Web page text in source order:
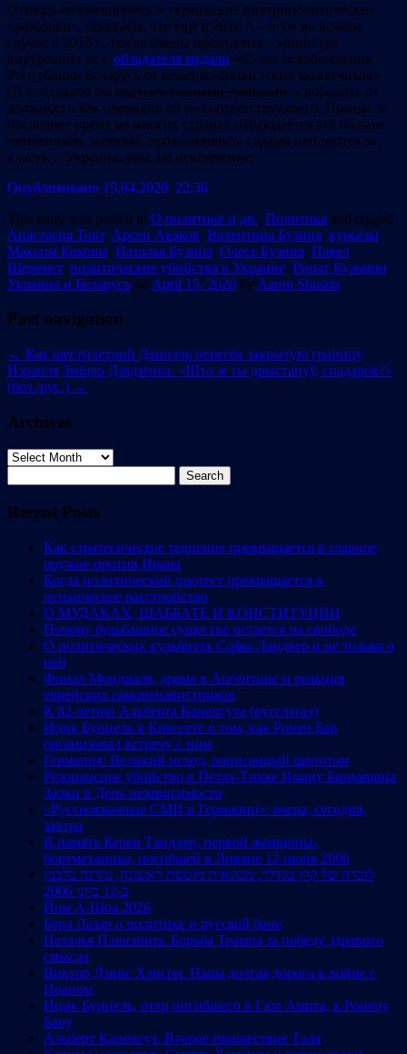
Отнюдь не вмешиваясь в украинские внутриполитические
«разборки», полагаем, что ещё в 2016 г. – и уж во всяком
случае в 2019 г., после смены президента – министра
внутренних дел, обладателя медали «65 лет освобождения
Республики Беларусь от немецко-фашистских захватчиков»
(!), следовало бы выгнать ссаными тряпками освободить от
должности как очевидно ей не соответствующего. Правда, в
последнее время во многих странах наблюдается всё больше
чиновников, которые, провалившись, годами цепляются за
власть… Украина, увы, не исключение.
Опубликовано 15.04.2020 22:36
This entry was posted in О политике и др., Политика and tagged
Анастасия Товт, Арсен Аваков, Валентина Бузина, курьёзы,
Максим Кокоша, Наталья Бузина, Олесь Бузина, Павел
Шеремет, политические убийства в Украине, Ринат Кузьмин,
Украина и Беларусь on April 15, 2020 by Aaron Shustin.
Post navigation
← Как шестилетний Даниэль пересёк закрытую границу
Израиля Зміцер Дзядзенка. «Што ж ты дрыстануў, спадарок?»
(бел./рус.) →
Archives
Archives
for:
Recent Posts
Как стратегическое терпение превращается в главное
оружие против Ирана
Когда политический протест превращается в
психическое расстройство
О МУДАКАХ, ШАББАТЕ И КОНСТИТУЦИИ
Почему бульбашное существо остается на свободе
О политических кульбитах Софы Ландвер и не только о
ней
Финал Мондиаля, драма в Аргентине и реакция
еврейских самоненавистников
К 82-летию Альберта Капенгута (русс/итал)
Ицик Бунцель в Кнессете о том, как Ронен Бар
организовал встречу с ним
Германия: Великий исход, написанный шепотом
Резонансное убийство в Петах-Тикве Иману Биньямина
Залки в День независимости
«Русскоязычные СМИ в Германии»: вчера, сегодня,
завтра
В память Керен Тандлер, первой женщины-
бортмеханика, погибшей в Ливане 12 июня 2006
לזכרה של קרן טנדלר, מכונאית מוטסת ראשונה, נהרגה בלבנון
ב-12 ביוני 2006
Йом А-Шоа 2026
Берл Лазар о политике и русской бане
Наталья Плюснина. Борьба Трампа за победу здравого
смысла
Виктор Дэвис Хэнсон. Наша долгая дорога к войне с
Ираном
Ицик Бунцель, отец погибшего в Газе Амита, к Ронену
Бару
Альберт Капенгут. Второе пришествие Таля